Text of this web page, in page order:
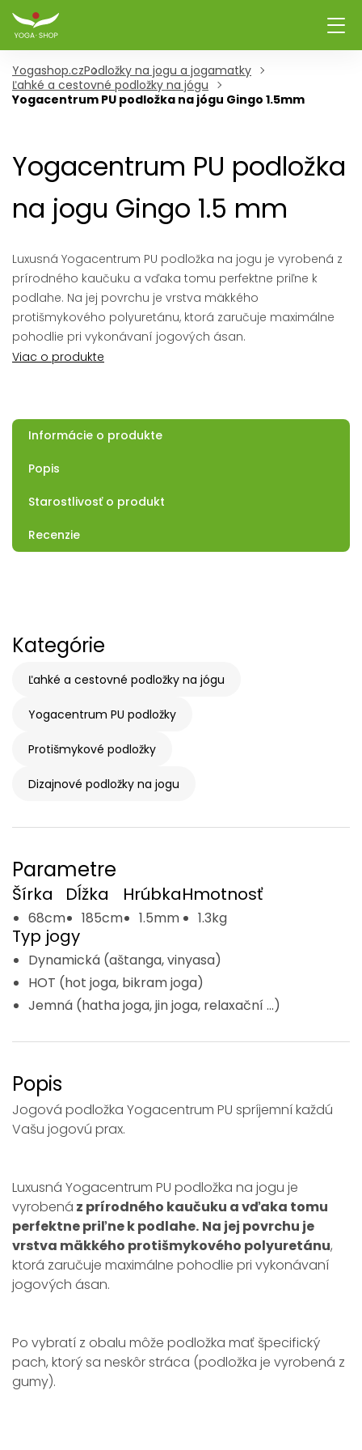
Yogashop.czPodložky na jogu a jogamatky
Ľahké a cestovné podložky na jógu
Yogacentrum PU podložka na jógu Gingo 1.5mm
Yogacentrum PU podložka
na jogu Gingo 1.5 mm
Luxusná Yogacentrum PU podložka na jogu je vyrobená z
prírodného kaučuku a vďaka tomu perfektne priľne k
podlahe. Na jej povrchu je vrstva mäkkého
protišmykového polyuretánu, ktorá zaručuje maximálne
pohodlie pri vykonávaní jogových ásan.
Viac o produkte
Informácie o produkte
Popis
Starostlivosť o produkt
Recenzie
Kategórie
Ľahké a cestovné podložky na jógu
Yogacentrum PU podložky
Protišmykové podložky
Dizajnové podložky na jogu
Parametre
Šírka
68cm
Dĺžka
185cm
Hrúbka
1.5mm
Hmotnosť
1.3kg
Typ jogy
Dynamická (aštanga, vinyasa)
HOT (hot joga, bikram joga)
Jemná (hatha joga, jin joga, relaxační ...)
Popis
Jogová podložka Yogacentrum PU spríjemní každú
Vašu jogovú prax.
Luxusná Yogacentrum PU podložka na jogu je
vyrobená z prírodného kaučuku a vďaka tomu
perfektne priľne k podlahe. Na jej povrchu je
vrstva mäkkého protišmykového polyuretánu,
ktorá zaručuje maximálne pohodlie pri vykonávaní
jogových ásan.
Po vybratí z obalu môže podložka mať špecifický
pach, ktorý sa neskôr stráca (podložka je vyrobená z
gumy).